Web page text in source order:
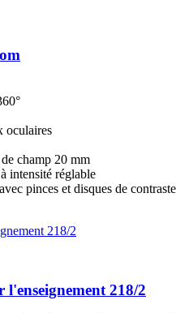
oculaires
champ 20 mm
intensité réglable
pinces et disques de
l'enseignement 218/2